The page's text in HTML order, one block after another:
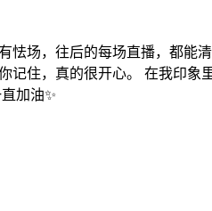
场，往后的每场直播，都能
住，真的很开心。 在我印
加油✨